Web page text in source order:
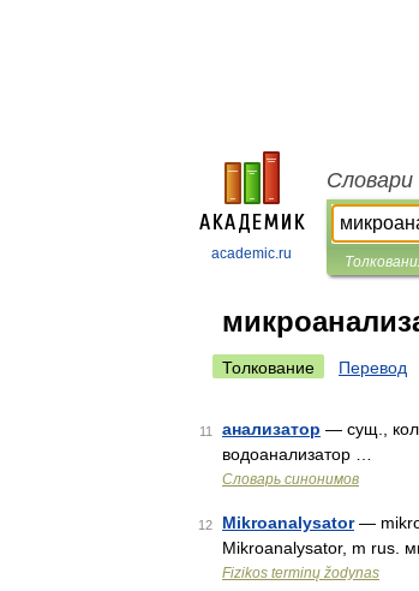
academic.ru
Словари
Толкование Перевод
11 анализатор — сущ., кол
водоанализатор …
Словарь синонимов
12 Mikroanalysator—
Mikroanalysator, m rus.
Fizikos terminų žodynas